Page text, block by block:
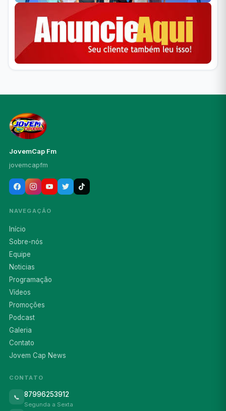
JovemCap Fm
jovemcapfm
NAVEGAÇÃO
Início
Sobre-nós
Equipe
Noticias
Programação
Vídeos
Promoções
Podcast
Galeria
Contato
Jovem Cap News
CONTATO
📞 87996253912
Segunda a Sexta